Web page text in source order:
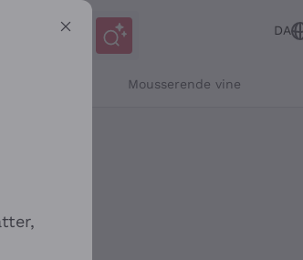
DA
Mousserende vine